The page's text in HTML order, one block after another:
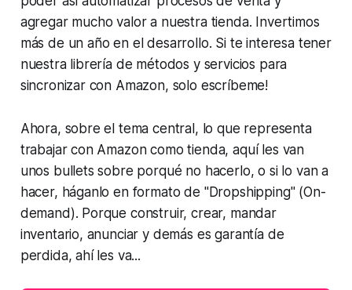
agregar mucho valor a nuestra tienda. Invertimos
más de un año en el desarrollo. Si te interesa tener
nuestra librería de métodos y servicios para
sincronizar con Amazon, solo escríbeme!
Ahora, sobre el tema central, lo que representa
trabajar con Amazon como tienda, aquí les van
unos bullets sobre porqué no hacerlo, o si lo van a
hacer, háganlo en formato de "Dropshipping" (On-
demand). Porque construir, crear, mandar
inventario, anunciar y demás es garantía de
perdida, ahí les va...